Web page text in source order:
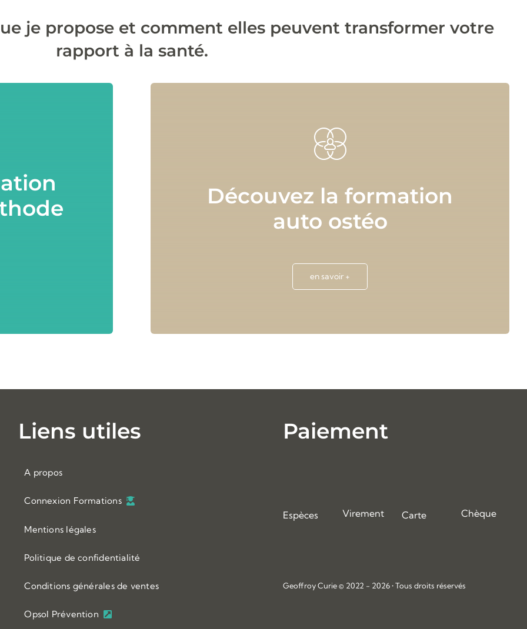
je propose et comment elles peuvent transformer votre
rapport à la santé.
Découvez la formation
auto ostéo
en savoir +
Liens utiles
A propos
Connexion Formations
Mentions légales
Politique de confidentialité
Conditions générales de ventes
Opsol Prévention
Paiement
Espèces Virement Carte Chèque
Geoffroy Curie © 2022 - 2026 • Tous droits réservés